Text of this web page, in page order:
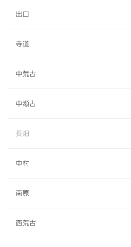
出口
寺道
中荒古
中瀬古
長畑
中村
南原
西荒古